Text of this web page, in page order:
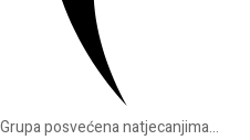
Grupa posvećena natjecanjima...